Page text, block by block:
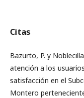
Citas
Bazurto, P. y
atención a los
satisfacción en el
Montero